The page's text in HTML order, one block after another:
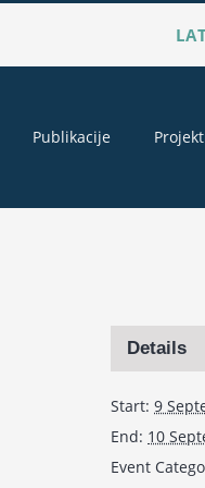
Publikacije
Details
Start: 9
End: 10
Event